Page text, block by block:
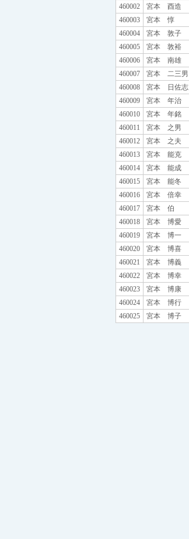
460002
宮本 酉造
460003
宮本 惇
460004
宮本 敦子
460005
宮本 敦裕
460006
宮本 南雄
460007
宮本 二三男
460008
宮本 日佐志
460009
宮本 年治
460010
宮本 年銘
460011
宮本 之男
460012
宮本 之夫
460013
宮本 能克
460014
宮本 能成
460015
宮本 能冬
460016
宮本 倍幸
460017
宮本 伯
460018
宮本 博愛
460019
宮本 博一
460020
宮本 博喜
460021
宮本 博義
460022
宮本 博幸
460023
宮本 博康
460024
宮本 博行
460025
宮本 博子